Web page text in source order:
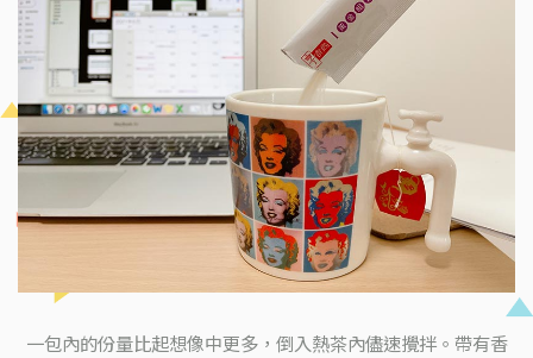
一包內的份量比起想像中更多，倒入熱茶內儘速攪拌。帶有香